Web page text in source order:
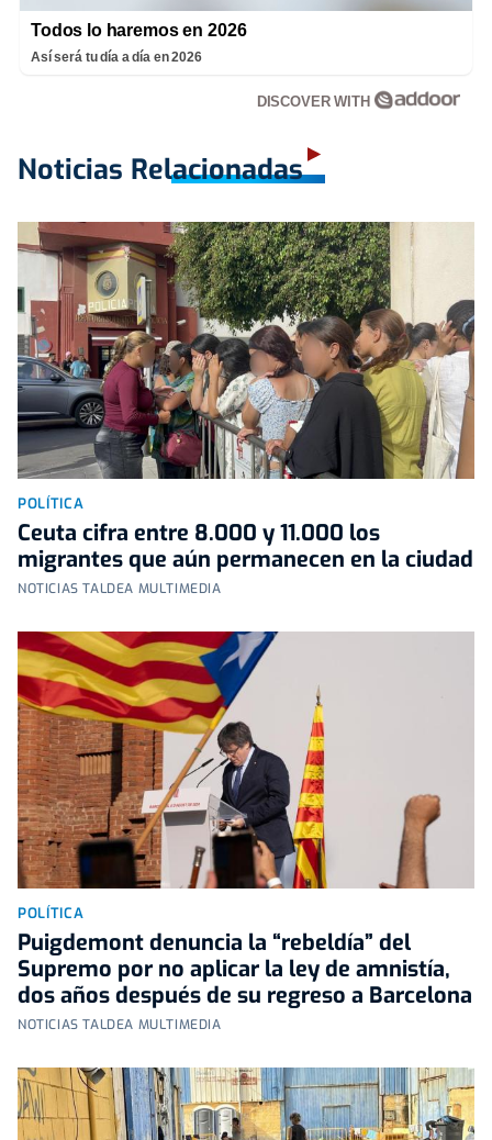
Todos lo haremos en 2026
Así será tu día a día en 2026
DISCOVER WITH
Noticias Relacionadas
POLÍTICA
Ceuta cifra entre 8.000 y 11.000 los
migrantes que aún permanecen en la ciudad
NOTICIAS TALDEA MULTIMEDIA
POLÍTICA
Puigdemont denuncia la “rebeldía” del
Supremo por no aplicar la ley de amnistía,
dos años después de su regreso a Barcelona
NOTICIAS TALDEA MULTIMEDIA